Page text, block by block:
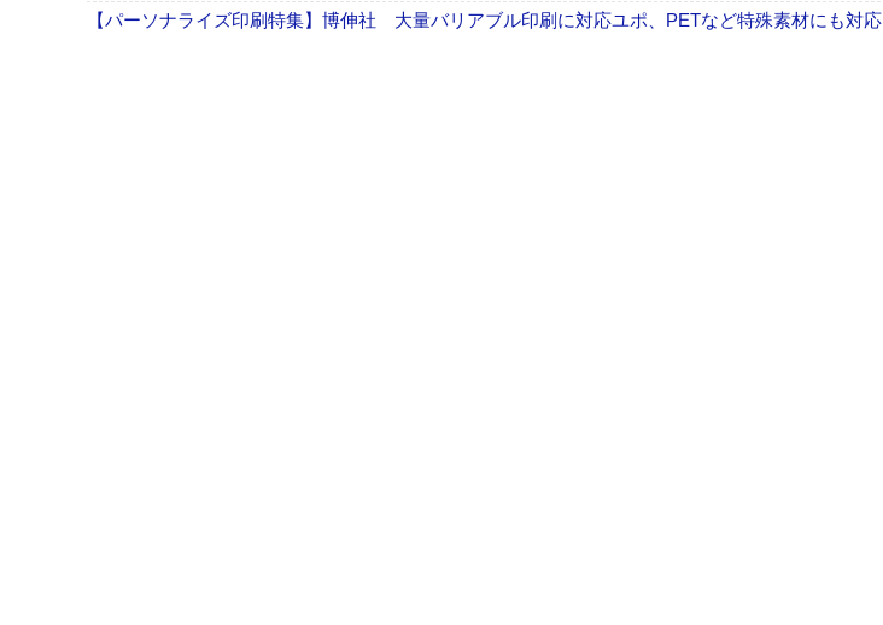
【パーソナライズ印刷特集】博伸社 大量バリアブル印刷に対応ユポ、PETなど特殊素材にも対応